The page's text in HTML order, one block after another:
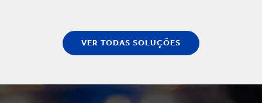
VER TODAS SOLUÇÕES